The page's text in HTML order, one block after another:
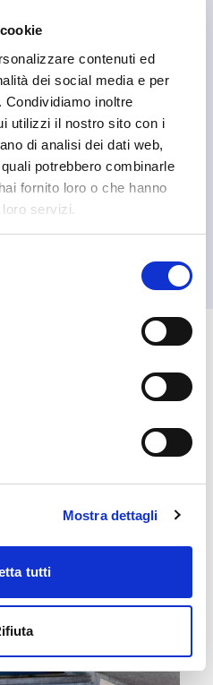
contenuti ed
dei social media e per
inoltre
utilizzi il nostro sito con i
di analisi dei dati web,
potrebbero combinarle
fornito loro o che hanno
servizi.
Mostra dettagli
tutti
Marco